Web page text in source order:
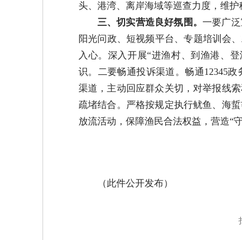
头、港湾、离岸海域等巡查力度，维护
三、切实营造良好氛围。 一要广
阳光问政、短视频平台、专题培训会
入心。深入开展“进渔村、到渔港、
识。二要畅通投诉渠道。畅通12345政
渠道，主动回应群众关切，对举报线
疏堵结合。严格按规定执行鱿鱼、海
放流活动，保障渔民合法权益，营造“
（此件公开发布）